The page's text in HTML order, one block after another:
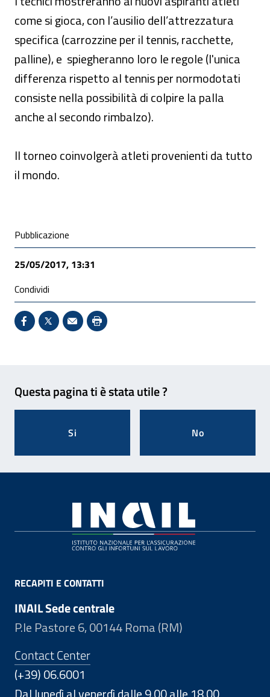
come si gioca, con l’ausilio dell’attrezzatura
specifica (carrozzine per il tennis, racchette,
palline), e spiegheranno loro le regole (l'unica
differenza rispetto al tennis per normodotati
consiste nella possibilità di colpire la palla
anche al secondo rimbalzo).
Il torneo coinvolgerà atleti provenienti da tutto
il mondo.
Condivisione social
Pubblicazione
25/05/2017, 13:31
Condividi
Condividi su Facebook - Sito esterno - Apertura in
X - Sito esterno - Apertura in nuova finestra
Invio Mail: apre il programma di posta
Stampa pagina: scelta meno
Questa pagina ti è stata utile ?
Si No
RECAPITI E CONTATTI
INAIL Sede centrale
P.le Pastore 6, 00144 Roma (RM)
Contact Center
(+39) 06.6001